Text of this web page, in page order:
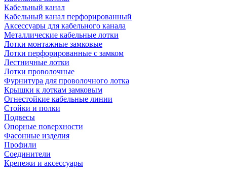
Кабельный канал
Кабельный канал перфорированный
Аксессуары для кабельного канала
Металлические кабельные лотки
Лотки монтажные замковые
Лотки перфорированные с замком
Лестничные лотки
Лотки проволочные
Фурнитура для проволочного лотка
Крышки к лоткам замковым
Огнестойкие кабельные линии
Стойки и полки
Подвесы
Опорные поверхности
Фасонные изделия
Профили
Соединители
Крепежи и аксессуары